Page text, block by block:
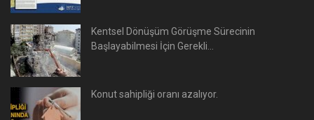
Kentsel Dönüşüm Görüşme Sürecinin
Başlayabilmesi İçin Gerekli...
Konut sahipliği oranı azalıyor.